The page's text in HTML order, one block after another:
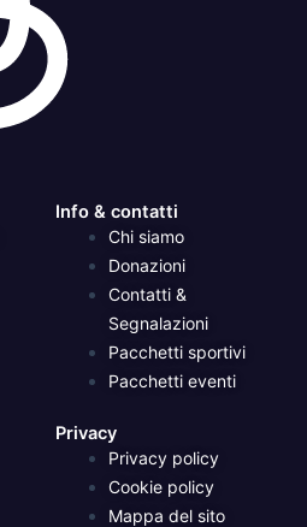
Info & contatti
Chi siamo
Donazioni
Contatti &
Segnalazioni
Pacchetti sportivi
Pacchetti eventi
Privacy
Privacy policy
Cookie policy
Mappa del sito